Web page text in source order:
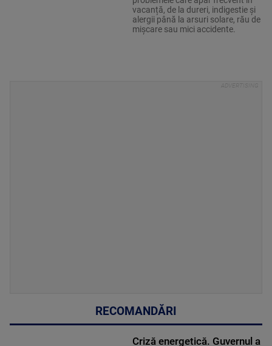
vacanță, de la dureri, indigestie și
alergii până la arsuri solare, rău de
mișcare sau mici accidente.
RECOMANDĂRI
Criză energetică. Guvernul a